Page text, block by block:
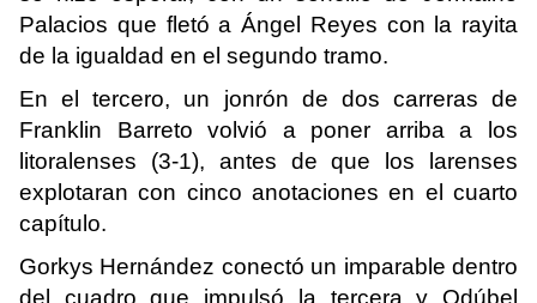
Palacios que fletó a Ángel Reyes con la rayita
de la igualdad en el segundo tramo.
En el tercero, un jonrón de dos carreras de
Franklin Barreto volvió a poner arriba a los
litoralenses (3-1), antes de que los larenses
explotaran con cinco anotaciones en el cuarto
capítulo.
Gorkys Hernández conectó un imparable dentro
del cuadro que impulsó la tercera y Odúbel